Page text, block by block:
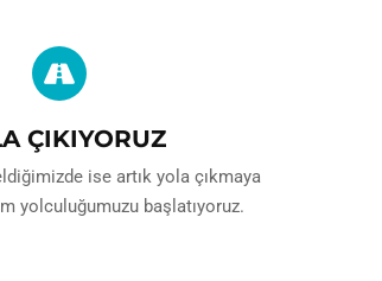
ÇIKIYORUZ
ise artık yola çıkmaya
yolculuğumuzu başlatıyoruz.